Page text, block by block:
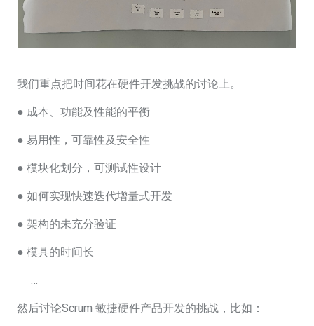
我们重点把时间花在硬件开发挑战的讨论上。
● 成本、功能及性能的平衡
● 易用性，可靠性及安全性
● 模块化划分，可测试性设计
● 如何实现快速迭代增量式开发
● 架构的未充分验证
● 模具的时间长
…
然后讨论Scrum 敏捷硬件产品开发的挑战，比如：